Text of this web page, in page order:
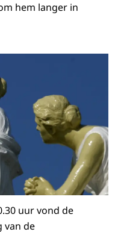
hem langer in
uur vond de
van de